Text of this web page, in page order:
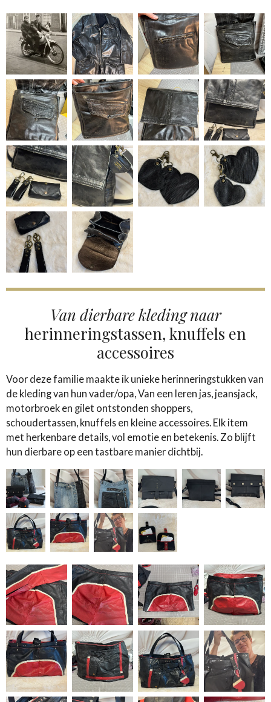
Van dierbare kleding naar
herinneringstassen, knuffels en
accessoires
Voor deze familie maakte ik unieke herinneringstukken van
de kleding van hun vader/opa, Van een leren jas, jeansjack,
motorbroek en gilet ontstonden shoppers,
schoudertassen, knuffels en kleine accessoires. Elk item
met herkenbare details, vol emotie en betekenis. Zo blijft
hun dierbare op een tastbare manier dichtbij.